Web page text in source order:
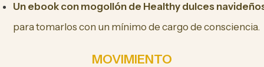
Un ebook con mogollón de Healthy dulces
para tomarlos con un mínimo de cargo de consciencia.
MOVIMIENTO